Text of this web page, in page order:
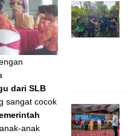
dari SLB
sangat cocok
anak